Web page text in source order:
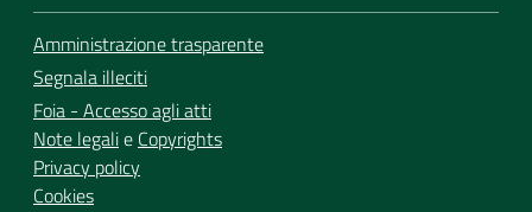
Amministrazione trasparente
Segnala illeciti
Foia - Accesso agli atti
Note legalie Copyrights
Privacy policy
Cookies